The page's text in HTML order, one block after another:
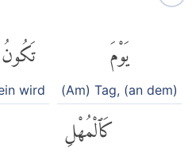
يَوْمَ
(Am) Tag, (an dem)
تَكُونُ
wird
كَٱلْمُهْلِ